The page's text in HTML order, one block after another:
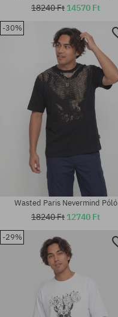
Elérhető méretek:
Elérhető méretek:
18240 Ft 14570 Ft
-30%
Wasted Paris Nevermind Póló
18240 Ft 12740 Ft
-29%